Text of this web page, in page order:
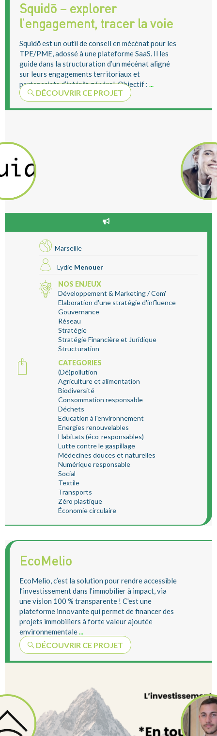
Squidō – explorer
l’engagement, tracer la voie
Squidō est un outil de conseil en mécénat pour les
TPE/PME, adossé à une plateforme SaaS. Il les
guide dans la structuration d’un mécénat aligné
sur leurs engagements territoriaux et
partenariats d’intérêt général. Objectif : ...
DÉCOUVRIR CE PROJET
Marseille
Lydie Menouer
NOS ENJEUX
Développement & Marketing / Com'
Elaboration d'une stratégie d'influence
Gouvernance
Réseau
Stratégie
Stratégie Financière et Juridique
Structuration
CATEGORIES
(Dé)pollution
Agriculture et alimentation
Biodiversité
Consommation responsable
Déchets
Education à l'environnement
Energies renouvelables
Habitats (éco-responsables)
Lutte contre le gaspillage
Médecines douces et naturelles
Numérique responsable
Social
Textile
Transports
Zéro plastique
Économie circulaire
EcoMelio
EcoMelio, c’est la solution pour rendre accessible
l’investissement dans l’immobilier à impact, via
une vision 100 % transparente ! C'est une
plateforme innovante qui permet de financer des
projets immobiliers à forte valeur ajoutée
environnementale...
DÉCOUVRIR CE PROJET